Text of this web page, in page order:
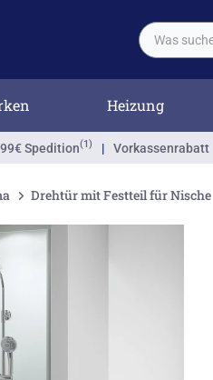
Heizung
Spedition(1) | Vorkassenrabatt
Drehtür mit Festteil für Nische